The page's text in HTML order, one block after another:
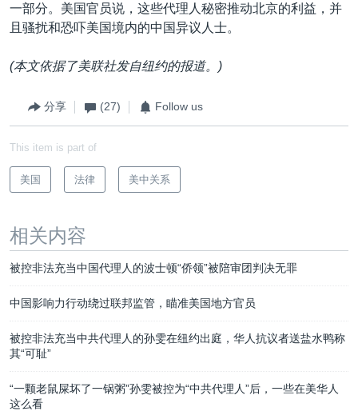
一部分。美国官员说，这些代理人秘密推动北京的利益，并
且骚扰和恐吓美国境内的中国异议人士。
(本文依据了美联社发自纽约的报道。)
分享 (27) Follow us
This item is part of
美国 法律 美中关系
相关内容
被控非法充当中国代理人的波士顿“侨领”被陪审团判决无罪
中国影响力行动绕过联邦监管，瞄准美国地方官员
被控非法充当中共代理人的孙雯在纽约出庭，华人抗议者送盐水鸭称
其“可耻”
“一颗老鼠屎坏了一锅粥”孙雯被控为“中共代理人”后，一些在美华人
这么看